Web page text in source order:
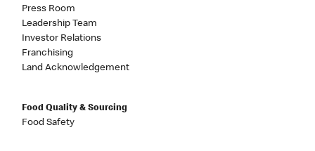
Press Room
Leadership Team
Investor Relations
Franchising
Land Acknowledgement
Food Quality & Sourcing
Food Safety